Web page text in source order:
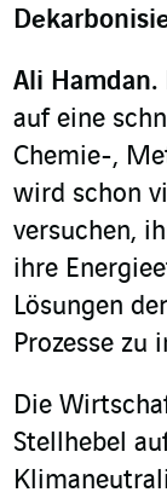
Ali Hamdan.
auf eine
Chemie-,
wird schon
versuchen,
ihre
Lösungen
Prozesse zu
Die
Stellhebel